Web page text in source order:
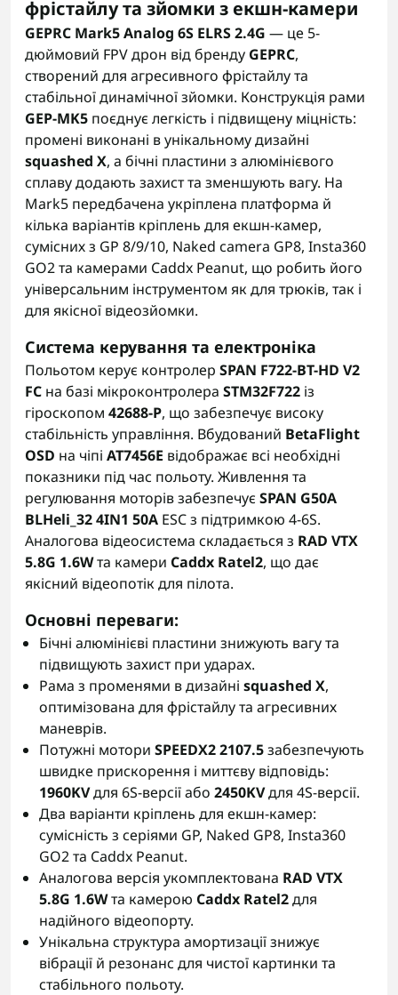
фрістайлу та зйомки з екшн-камери
GEPRC Mark5 Analog 6S ELRS 2.4G — це 5-
дюймовий FPV дрон від бренду GEPRC,
створений для агресивного фрістайлу та
стабільної динамічної зйомки. Конструкція рами
GEP-MK5 поєднує легкість і підвищену міцність:
промені виконані в унікальному дизайні
squashed X, а бічні пластини з алюмінієвого
сплаву додають захист та зменшують вагу. На
Mark5 передбачена укріплена платформа й
кілька варіантів кріплень для екшн-камер,
сумісних з GP 8/9/10, Naked camera GP8, Insta360
GO2 та камерами Caddx Peanut, що робить його
універсальним інструментом як для трюків, так і
для якісної відеозйомки.
Система керування та електроніка
Польотом керує контролер SPAN F722-BT-HD V2
FC на базі мікроконтролера STM32F722 із
гіроскопом 42688-P, що забезпечує високу
стабільність управління. Вбудований BetaFlight
OSD на чіпі AT7456E відображає всі необхідні
показники під час польоту. Живлення та
регулювання моторів забезпечує SPAN G50A
BLHeli_32 4IN1 50A ESC з підтримкою 4-6S.
Аналогова відеосистема складається з RAD VTX
5.8G 1.6Wта камери Caddx Ratel2, що дає
якісний відеопотік для пілота.
Основні переваги:
Бічні алюмінієві пластини знижують вагу та
підвищують захист при ударах.
Рама з променями в дизайні squashed X,
оптимізована для фрістайлу та агресивних
маневрів.
Потужні мотори SPEEDX2 2107.5забезпечують
швидке прискорення і миттєву відповідь:
1960KVдля 6S-версії або 2450KVдля 4S-версії.
Два варіанти кріплень для екшн-камер:
сумісність з серіями GP, Naked GP8, Insta360
GO2 та Caddx Peanut.
Аналогова версія укомплектована RAD VTX
5.8G 1.6Wта камерою Caddx Ratel2для
надійного відеопорту.
Унікальна структура амортизації знижує
вібрації й резонанс для чистої картинки та
стабільного польоту.